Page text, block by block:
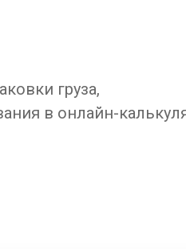
груза,
в онлайн-